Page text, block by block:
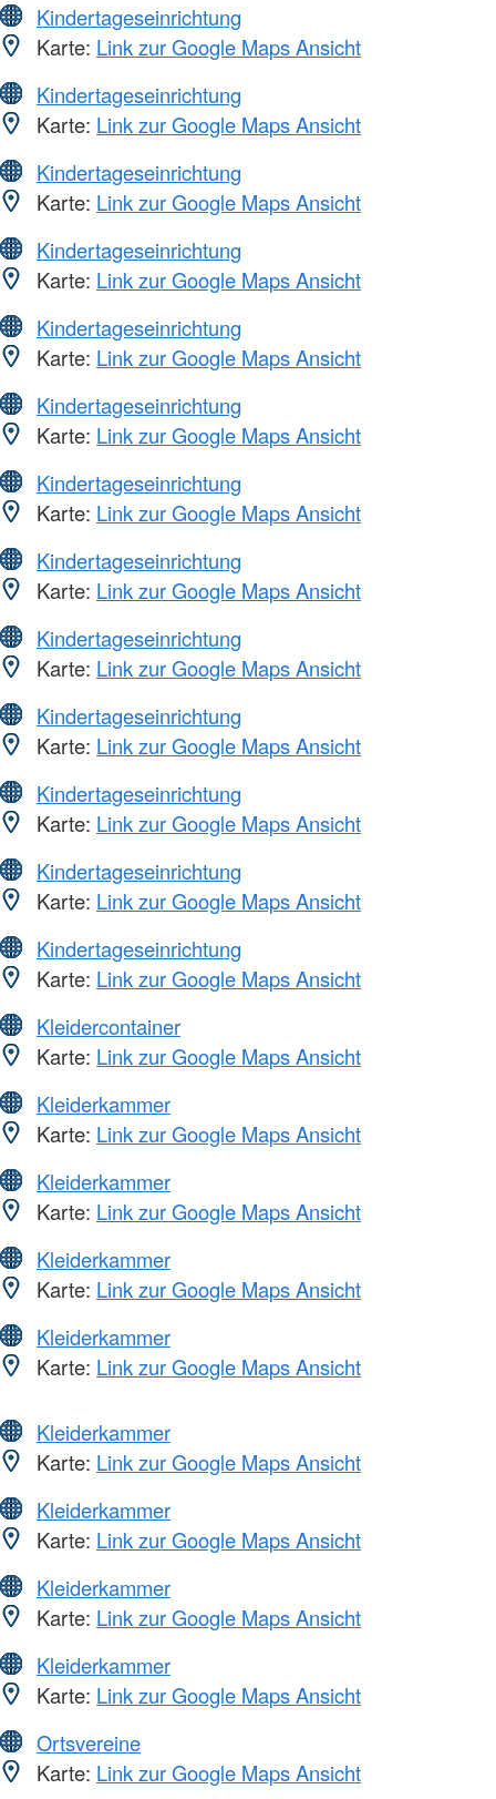
Kindertageseinrichtung
Karte: Link zur Google Maps Ansicht
Kindertageseinrichtung
Karte: Link zur Google Maps Ansicht
Kindertageseinrichtung
Karte: Link zur Google Maps Ansicht
Kindertageseinrichtung
Karte: Link zur Google Maps Ansicht
Kindertageseinrichtung
Karte: Link zur Google Maps Ansicht
Kindertageseinrichtung
Karte: Link zur Google Maps Ansicht
Kindertageseinrichtung
Karte: Link zur Google Maps Ansicht
Kindertageseinrichtung
Karte: Link zur Google Maps Ansicht
Kindertageseinrichtung
Karte: Link zur Google Maps Ansicht
Kindertageseinrichtung
Karte: Link zur Google Maps Ansicht
Kindertageseinrichtung
Karte: Link zur Google Maps Ansicht
Kindertageseinrichtung
Karte: Link zur Google Maps Ansicht
Kindertageseinrichtung
Karte: Link zur Google Maps Ansicht
Kleidercontainer
Karte: Link zur Google Maps Ansicht
Kleiderkammer
Karte: Link zur Google Maps Ansicht
Kleiderkammer
Karte: Link zur Google Maps Ansicht
Kleiderkammer
Karte: Link zur Google Maps Ansicht
Kleiderkammer
Karte: Link zur Google Maps Ansicht
Kleiderkammer
Karte: Link zur Google Maps Ansicht
Kleiderkammer
Karte: Link zur Google Maps Ansicht
Kleiderkammer
Karte: Link zur Google Maps Ansicht
Kleiderkammer
Karte: Link zur Google Maps Ansicht
Ortsvereine
Karte: Link zur Google Maps Ansicht